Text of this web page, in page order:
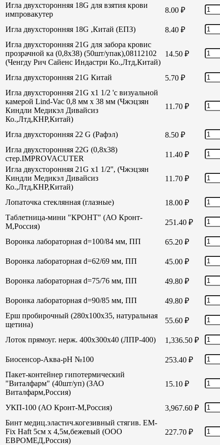
Игла двухсторонняя 18G для взятия крови
импровакутер
8.00 ₽
Игла двухсторонняя 18G ,Китай (ЕПЗ) 8.40 ₽
Игла двухсторонняя 21G для забора кровис
прозрачной ка (0,8х38) (50шт/упак),08112102
(Ченгду Рич Сайенс Индастри Ко.,Лтд,Китай)
14.50 ₽
Игла двухсторонняя 21G Китай 5.70 ₽
Игла двухсторонняя 21G х1 1/2 'с визуальной
камерой Lind-Vac 0,8 мм х 38 мм (Чжэцзян
Киндли Медикэл Дивайсиз
Ко.,Лтд,КНР,Китай)
11.70 ₽
Игла двухсторонняя 22 G (Рафэл) 8.50 ₽
Игла двухсторонняя 22G (0,8х38)
стер.IMPROVACUTER
11.40 ₽
Игла двухсторонняя 21G х1 1/2'', (Чжэцзян
Киндли Медикэл Дивайсиз
Ко.,Лтд,КНР,Китай)
11.70 ₽
Лопаточка стеклянная (глазные) 18.00 ₽
Таблетница-мини "КРОНТ" (АО Кронт-
М,Россия)
251.40 ₽
Воронка лабораторная d=100/84 мм, ПП 65.20 ₽
Воронка лабораторная d=62/69 мм, ПП 45.00 ₽
Воронка лабораторная d=75/76 мм, ПП 49.80 ₽
Воронка лабораторная d=90/85 мм, ПП 49.80 ₽
Ерш пробирочный (280х100х35, натуральная
щетина)
55.60 ₽
Лоток прямоуг. нерж. 400х300х40 (ЛПР-400) 1,336.50 ₽
Биосенсор-Аква-рН №100 253.40 ₽
Пакет-контейнер гипотермический
"Виталфарм" (40шт/уп) (ЗАО
Виталфарм,Россия)
15.10 ₽
УКП-100 (АО Кронт-М,Россия) 3,967.60 ₽
Бинт медиц.эластич.когезивный стягив. EM-
Fix Haft 5см х 4,5м,бежевый (ООО
ЕВРОМЕД,Россия)
227.70 ₽